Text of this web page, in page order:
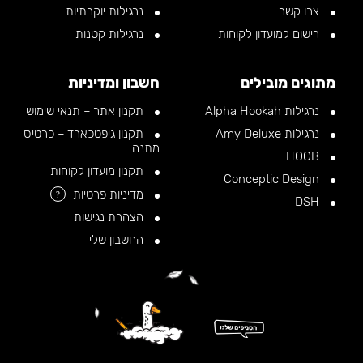
צרו קשר
רישום למועדון לקוחות
נרגילות יוקרתיות
נרגילות קטנות
מתוגים מובילים
נרגילות Alpha Hookah
נרגילות Amy Deluxe
חשבון ומדיניות
תקנון אתר – תנאי שימוש
תקנון גיפטכארד – כרטיס
מתנה
תקנון מועדון לקוחות
מדיניות פרטיות
?
הצהרת נגישות
החשבון שלי